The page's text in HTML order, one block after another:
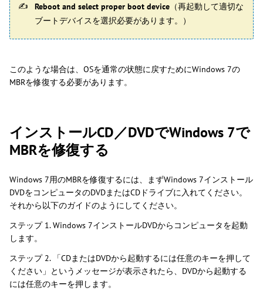
Reboot and select proper boot device （再起動して適切な
ブートデバイスを選択必要があります。）
このような場合は、OSを通常の状態に戻すためにWindows 7の
MBRを修復する必要があります。
インストールCD／DVDでWindows 7で
MBRを修復する
​Windows 7用のMBRを修復するには、まずWindows 7インストール
DVDをコンピュータのDVDまたはCDドライブに入れてください。
それから以下のガイドのようにしてください。
ステップ 1. Windows 7インストールDVDからコンピュータを起動
します。
ステップ 2. 「CDまたはDVDから起動するには任意のキーを押して
ください」というメッセージが表示されたら、DVDから起動する
には任意のキーを押します。